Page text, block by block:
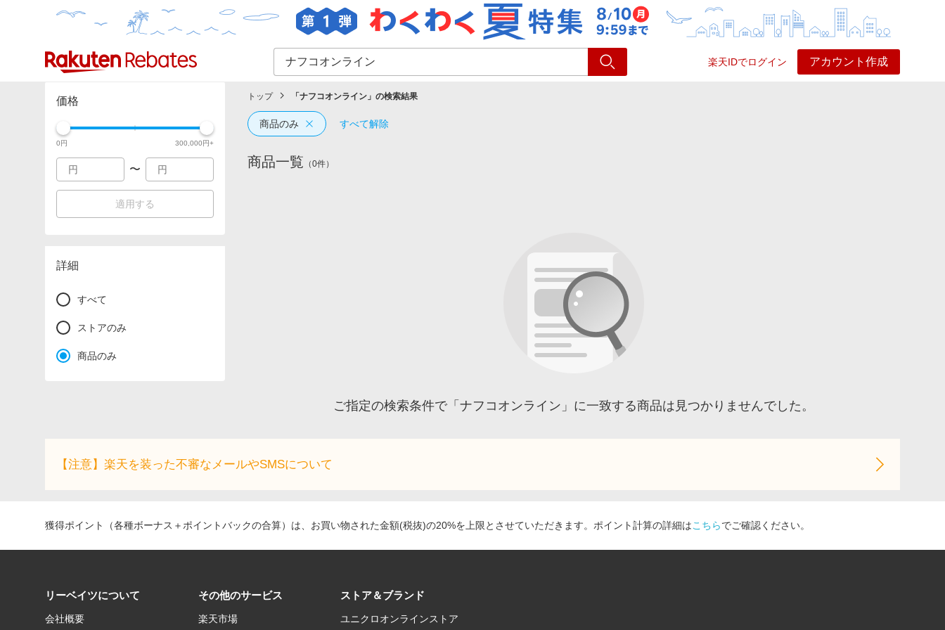
楽天IDでログイン アカウント作成
カテゴリー一覧 イベント一覧 ショッピング
価格
0円 300,000円+
〜
適用する
詳細
すべて
ストアのみ
商品のみ
トップ 「 ナフコオンライン 」の検索結果
商品のみ すべて解除
商品一覧 （0件）
ご指定の検索条件で「ナフコオンライン」に一致する商品は見つかりませんでした。
【注意】楽天を装った不審なメールやSMSについて
獲得ポイント（各種ボーナス＋ポイントバックの合算）は、お買い物された金額(税抜)の20%を上限とさせていただきます。ポイント計算の詳細はこちらでご確認ください。
リーベイツについて
会社概要
その他のサービス
楽天市場
ストア＆ブランド
ユニクロオンラインストア